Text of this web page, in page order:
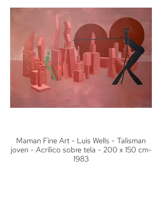
Maman Fine Art - Luis Wells - Talisman
joven - Acrílico sobre tela - 200 x 150 cm-
1983